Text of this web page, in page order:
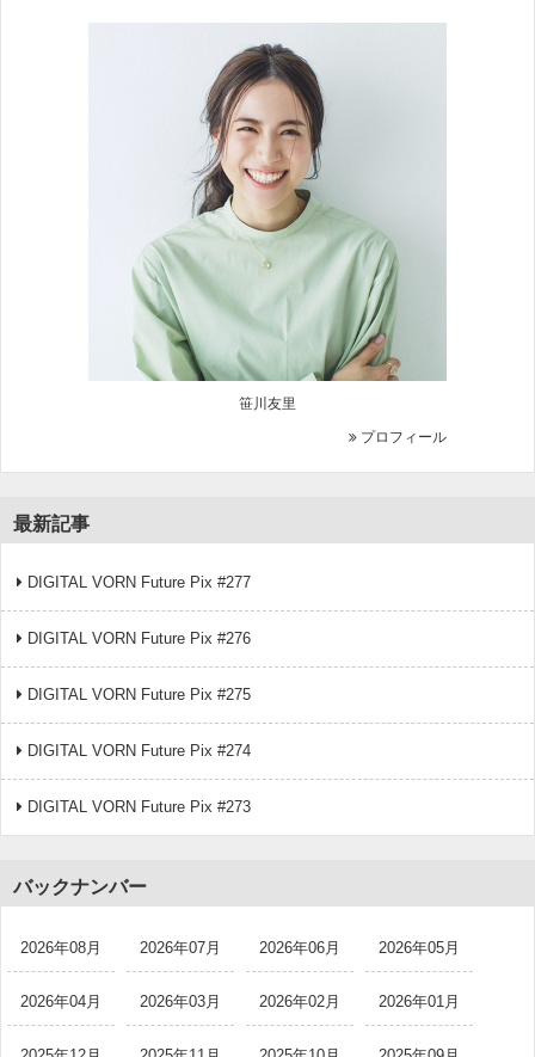
笹川友里
プロフィール
最新記事
DIGITAL VORN Future Pix #277
DIGITAL VORN Future Pix #276
DIGITAL VORN Future Pix #275
DIGITAL VORN Future Pix #274
DIGITAL VORN Future Pix #273
バックナンバー
2026年08月 2026年07月 2026年06月 2026年05月
2026年04月 2026年03月 2026年02月 2026年01月